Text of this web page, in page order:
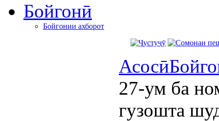
Бойгонӣ
Бойгонии ахборот
Асосӣ
27-ум ба
гузошта